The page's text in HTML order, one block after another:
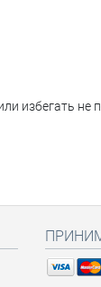
избегать не